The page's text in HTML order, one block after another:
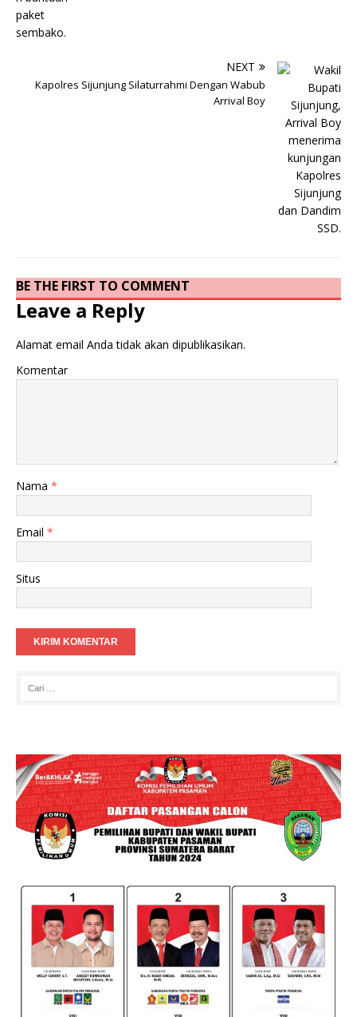
NEXT
Kapolres Sijunjung Silaturrahmi Dengan Wabub
Arrival Boy
BE THE FIRST TO COMMENT
Leave a Reply
Alamat email Anda tidak akan dipublikasikan.
Komentar
Nama *
Email *
Situs